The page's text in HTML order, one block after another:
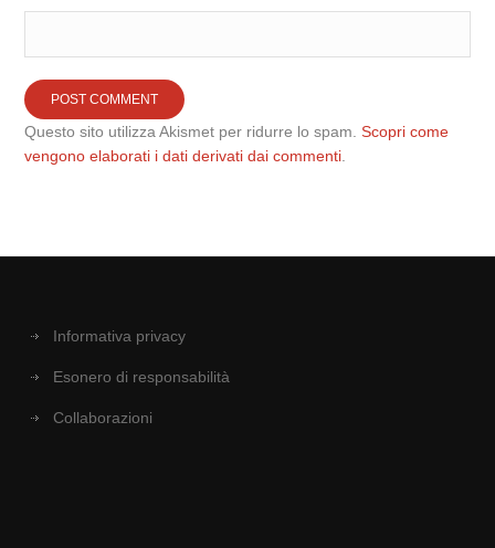
Questo sito utilizza Akismet per ridurre lo spam.Scopri come
vengono elaborati i dati derivati dai commenti
Informativa privacy
Esonero di responsabilità
Collaborazioni